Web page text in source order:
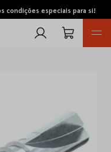
condições especiais para si!